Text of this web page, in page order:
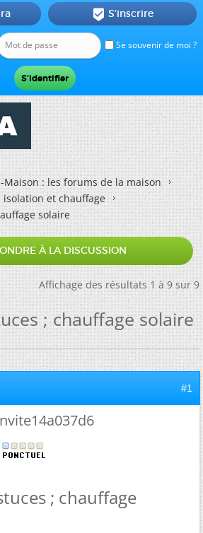
Se souvenir de moi ?
 S'inscrire
Maison : les forums de la maison
et chauffage
solaire
À LA DISCUSSION
Affichage des résultats 1 à 9 sur 9
; chauffage solaire
#1
; chauffage